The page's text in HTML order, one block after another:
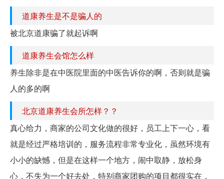
道康养生是不是骗人的
被北京道康骗了就起诉啊
道康养生会馆怎么样
养生除非是在中医院里面的中医告诉你的啊，否则就是骗
人的多的啊
北京道康养生会所怎样？？
真心给力，商家的公司文化做的很好，员工上下一心，看
就是经过严格培训的，服务流程非常专业化，虽然环境有
小小的缺憾，但是在这样一个地方，闹中取静，放松身
心，不失为一个好去处，特别商家团购的项目都很实在，